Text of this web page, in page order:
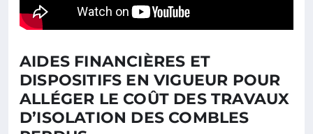
AIDES FINANCIÈRES ET
DISPOSITIFS EN VIGUEUR POUR
ALLÉGER LE COÛT DES TRAVAUX
D’ISOLATION DES COMBLES